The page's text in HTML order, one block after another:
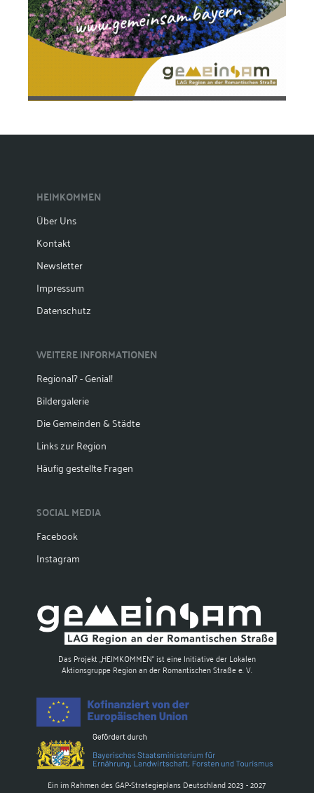
HEIMKOMMEN
Über Uns
Kontakt
Newsletter
Impressum
Datenschutz
WEITERE INFORMATIONEN
Regional? - Genial!
Bildergalerie
Die Gemeinden & Städte
Links zur Region
Häufig gestellte Fragen
SOCIAL MEDIA
Facebook
Instagram
Das Projekt „HEIMKOMMEN“ ist eine Initiative der Lokalen
Aktionsgruppe Region an der Romantischen Straße e. V.
Ein im Rahmen des GAP-Strategieplans Deutschland 2023 - 2027